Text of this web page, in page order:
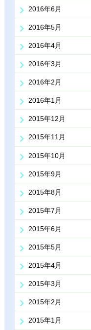
2016年6月
2016年5月
2016年4月
2016年3月
2016年2月
2016年1月
2015年12月
2015年11月
2015年10月
2015年9月
2015年8月
2015年7月
2015年6月
2015年5月
2015年4月
2015年3月
2015年2月
2015年1月